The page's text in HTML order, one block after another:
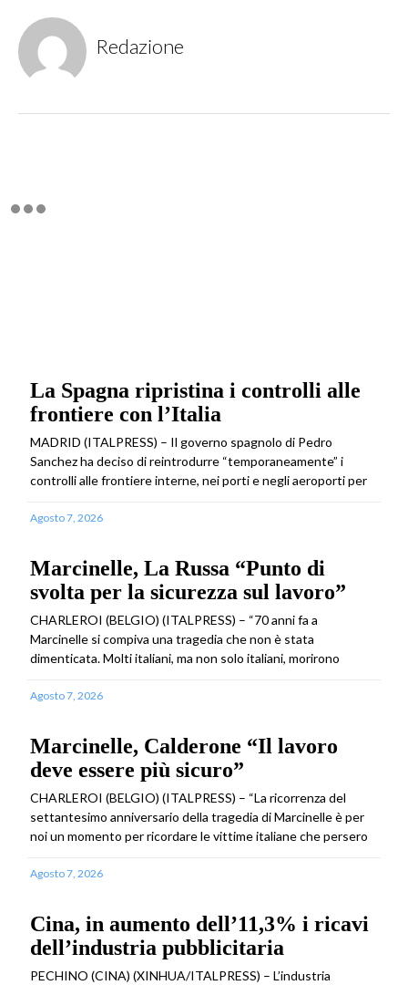
Redazione
La Spagna ripristina i controlli alle
frontiere con l’Italia
MADRID (ITALPRESS) – Il governo spagnolo di Pedro
Sanchez ha deciso di reintrodurre “temporaneamente” i
controlli alle frontiere interne, nei porti e negli aeroporti per
Agosto 7, 2026
Marcinelle, La Russa “Punto di
svolta per la sicurezza sul lavoro”
CHARLEROI (BELGIO) (ITALPRESS) – “70 anni fa a
Marcinelle si compiva una tragedia che non è stata
dimenticata. Molti italiani, ma non solo italiani, morirono
Agosto 7, 2026
Marcinelle, Calderone “Il lavoro
deve essere più sicuro”
CHARLEROI (BELGIO) (ITALPRESS) – “La ricorrenza del
settantesimo anniversario della tragedia di Marcinelle è per
noi un momento per ricordare le vittime italiane che persero
Agosto 7, 2026
Cina, in aumento dell’11,3% i ricavi
dell’industria pubblicitaria
PECHINO (CINA) (XINHUA/ITALPRESS) – L’industria